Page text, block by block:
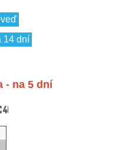
14 dní
- na 5 dní
40°C